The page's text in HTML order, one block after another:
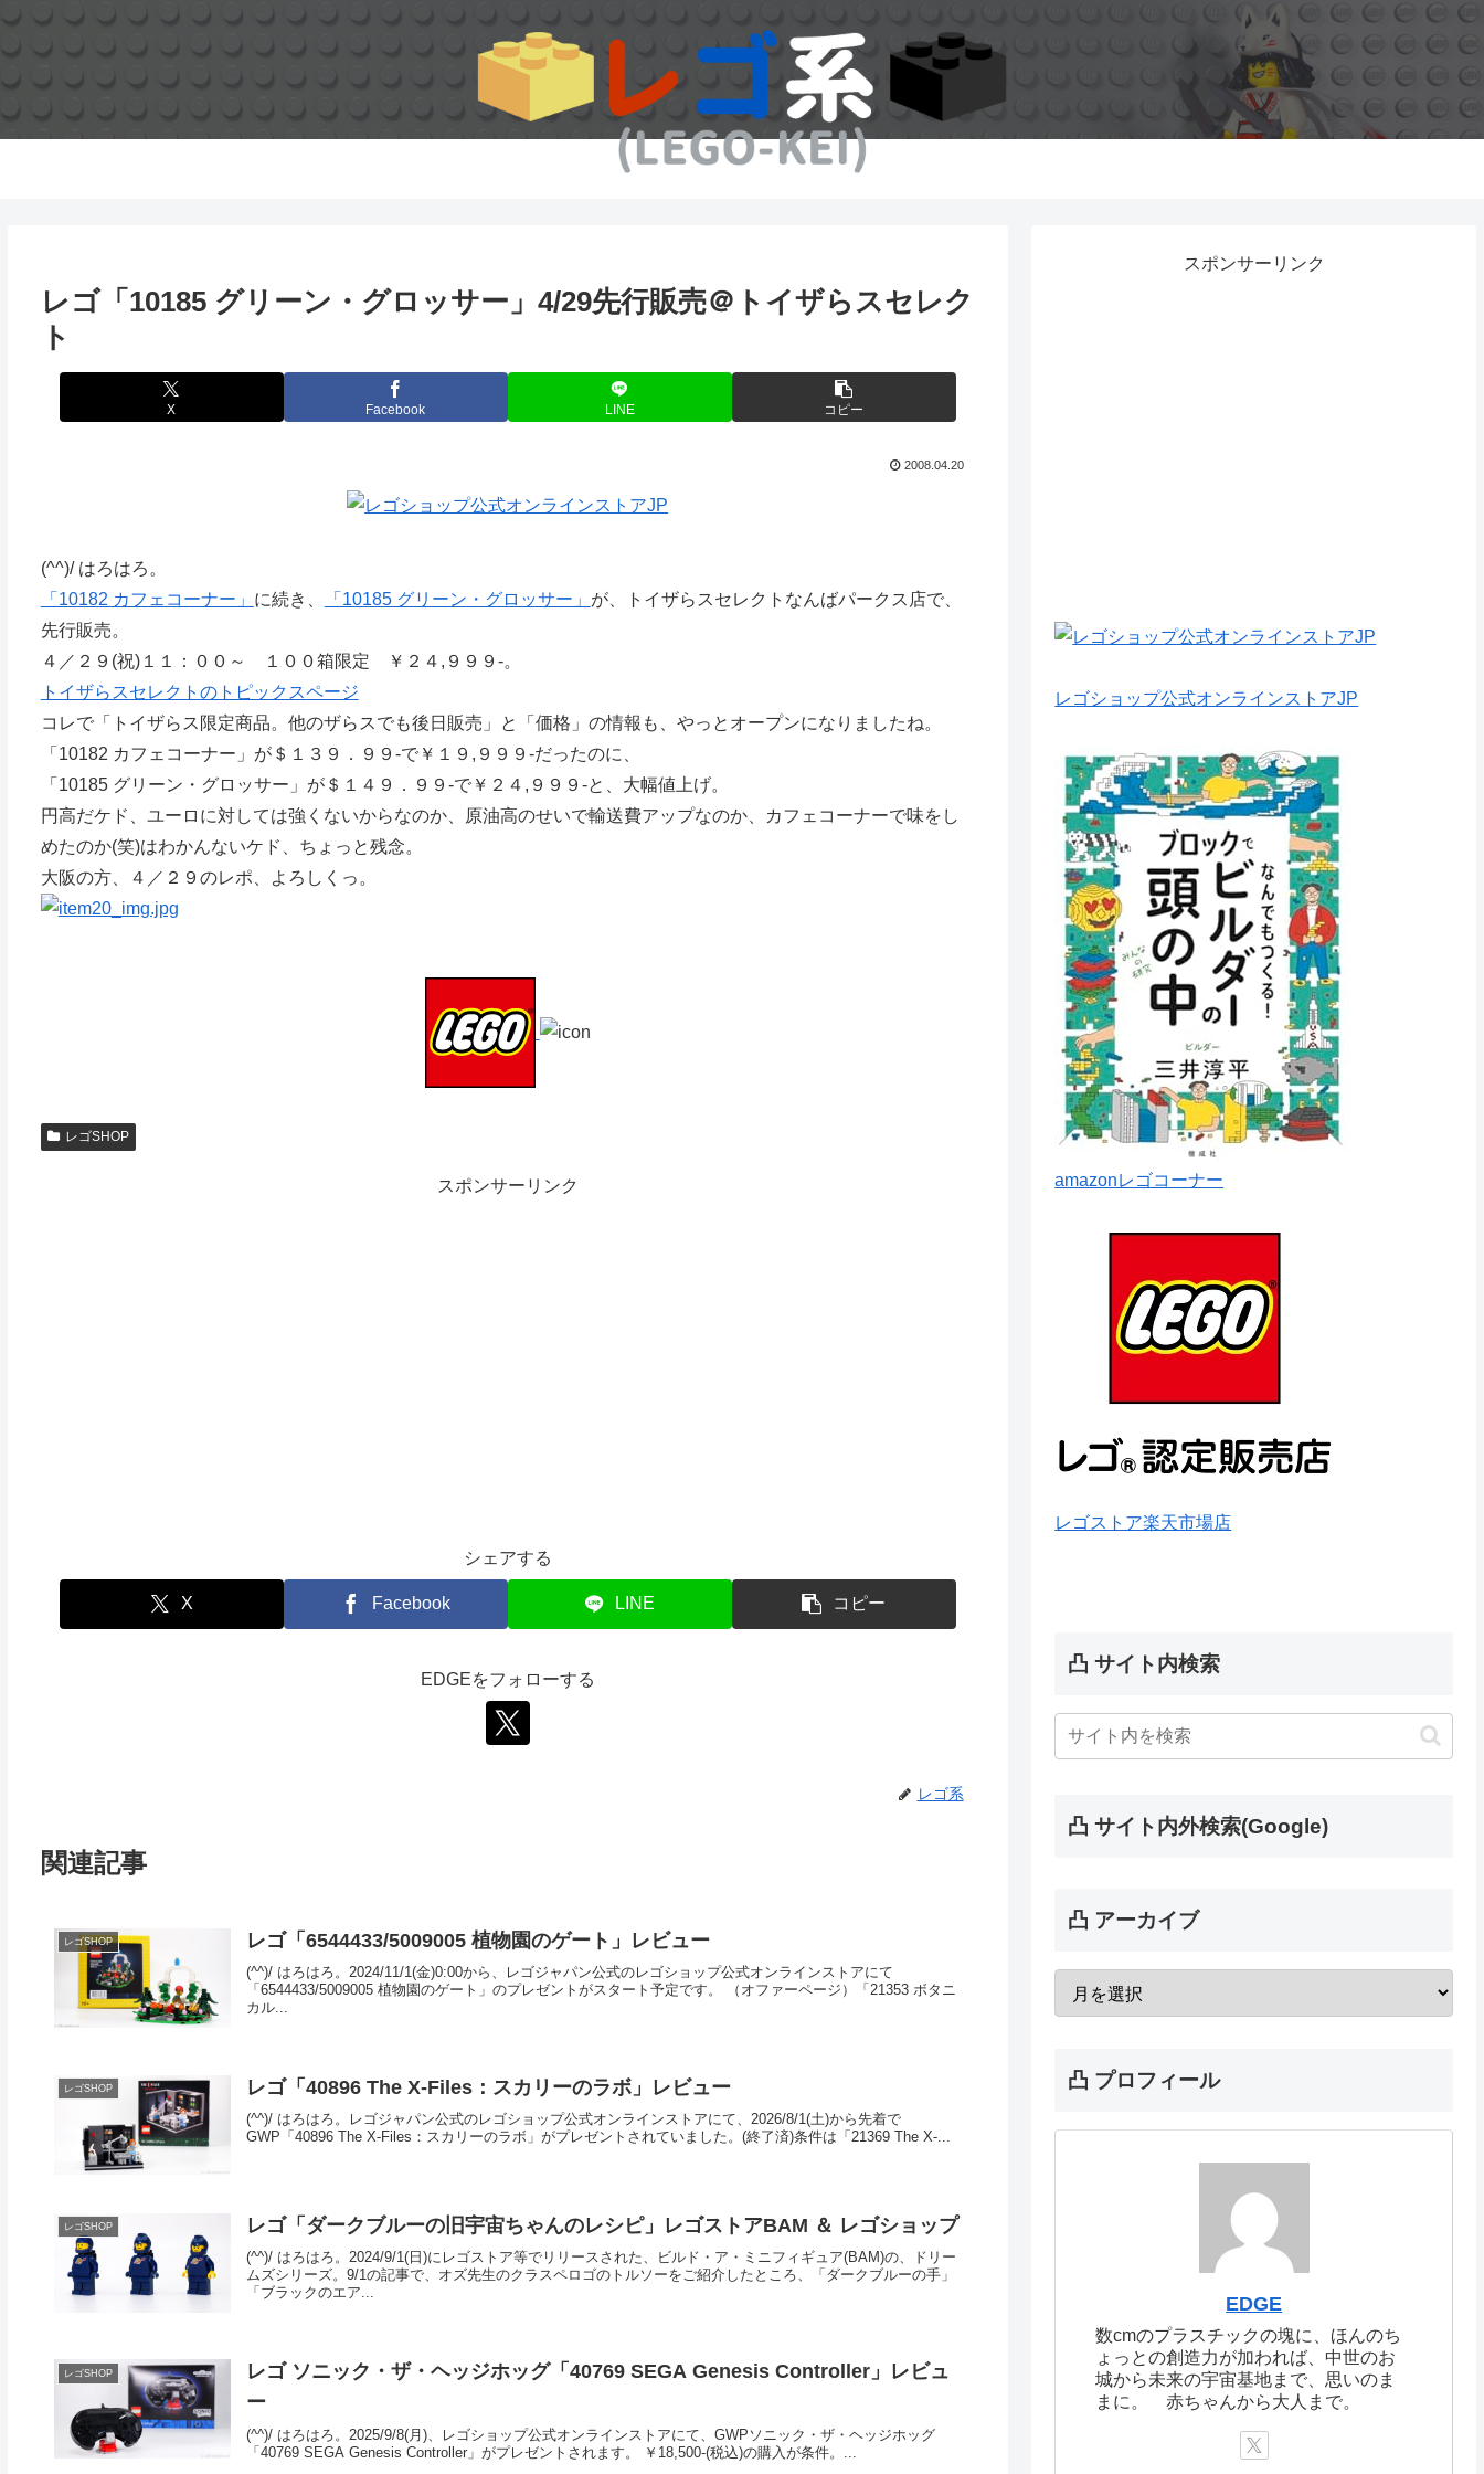
レゴ「10185 グリーン・グロッサー」4/29先行販売＠トイザらスセレク
ト
X Facebook LINE コピー
2008.04.20
(^^)/ はろはろ。
「10182 カフェコーナー」 に続き、 「10185 グリーン・グロッサー」 が、トイザらスセレクトなんばパークス店で、
先行販売。
４／２９(祝)１１：００～ １００箱限定 ￥２４,９９９-。
トイザらスセレクトのトピックスページ
コレで「トイザらス限定商品。他のザらスでも後日販売」と「価格」の情報も、やっとオープンになりましたね。
「10182 カフェコーナー」が＄１３９．９９-で￥１９,９９９-だったのに、
「10185 グリーン・グロッサー」が＄１４９．９９-で￥２４,９９９-と、大幅値上げ。
円高だケド、ユーロに対しては強くないからなのか、原油高のせいで輸送費アップなのか、カフェコーナーで味をし
めたのか(笑)はわかんないケド、ちょっと残念。
大阪の方、４／２９のレポ、よろしくっ。
レゴSHOP
スポンサーリンク
シェアする
X Facebook LINE コピー
EDGEをフォローする
レゴ系
関連記事
レゴSHOP レゴ「6544433/5009005 植物園のゲート」レビュー
(^^)/ はろはろ。2024/11/1(金)0:00から、レゴジャパン公式のレゴショップ公式オンラインストアにて
「6544433/5009005 植物園のゲート」のプレゼントがスタート予定です。 （オファーページ）「21353 ボタニ
カル...
レゴSHOP レゴ「40896 The X-Files：スカリーのラボ」レビュー
(^^)/ はろはろ。レゴジャパン公式のレゴショップ公式オンラインストアにて、2026/8/1(土)から先着で
GWP「40896 The X-Files：スカリーのラボ」がプレゼントされていました。(終了済)条件は「21369 The X-...
レゴSHOP レゴ「ダークブルーの旧宇宙ちゃんのレシピ」レゴストアBAM ＆ レゴショップ
(^^)/ はろはろ。2024/9/1(日)にレゴストア等でリリースされた、ビルド・ア・ミニフィギュア(BAM)の、ドリー
ムズシリーズ。9/1の記事で、オズ先生のクラスペロゴのトルソーをご紹介したところ、「ダークブルーの手」
「ブラックのエア...
レゴSHOP
レゴ ソニック・ザ・ヘッジホッグ「40769 SEGA Genesis Controller」レビュ
ー
(^^)/ はろはろ。2025/9/8(月)、レゴショップ公式オンラインストアにて、GWPソニック・ザ・ヘッジホッグ
「40769 SEGA Genesis Controller」がプレゼントされます。 ￥18,500-(税込)の購入が条件。...
スポンサーリンク
レゴショップ公式オンラインストアJP
amazonレゴコーナー
レゴストア楽天市場店
凸 サイト内検索
凸 サイト内外検索(Google)
凸 アーカイブ
凸 プロフィール
EDGE
数cmのプラスチックの塊に、ほんのち
ょっとの創造力が加われば、中世のお
城から未来の宇宙基地まで、思いのま
まに。 赤ちゃんから大人まで。